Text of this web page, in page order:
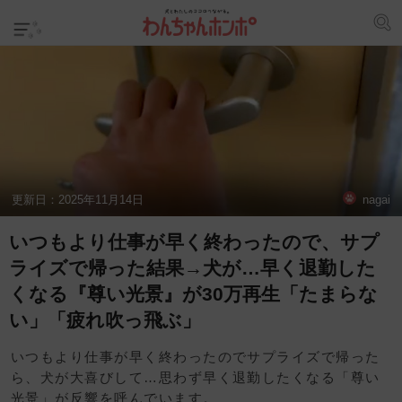
更新日： 2025年11月14日 nagai
いつもより仕事が早く終わったので、サプ
ライズで帰った結果→犬が…早く退勤した
くなる『尊い光景』が30万再生「たまらな
い」「疲れ吹っ飛ぶ」
いつもより仕事が早く終わったのでサプライズで帰った
ら、犬が大喜びして…思わず早く退勤したくなる「尊い
光景」が反響を呼んでいます。